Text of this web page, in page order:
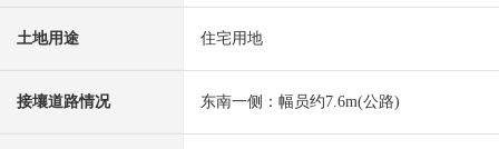
土地用途 住宅用地
接壤道路情况 东南一侧：幅员约7.6m(公路)